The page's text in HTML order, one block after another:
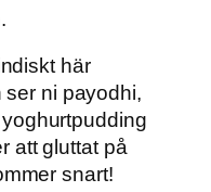
här
ser ni payodhi,
att gluttat på
snart!